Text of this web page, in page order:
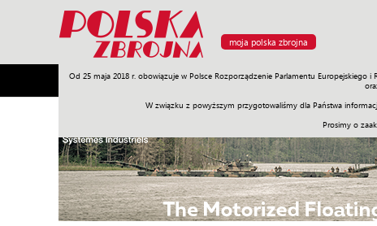
moja polska zbrojna
Od 25 maja 2018 r. obowiązuje w Polsce Rozporządzenie Parlamentu
W związku z powyższym przygotowaliśmy dla Państwa
Prosimy o
Armia Poligon Sprzęt Misje Polityka Prawo